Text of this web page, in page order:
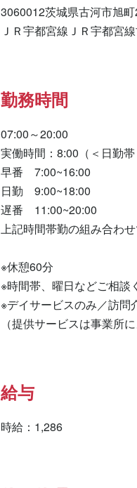
3060012茨城県古河市旭
ＪＲ宇都宮線ＪＲ宇都宮
勤務時間
07:00～20:00
実働時間：8:00（＜日勤帯
早番　7:00~16:00
日勤　9:00~18:00
遅番　11:00~20:00
上記時間帯勤の組み合わ
※休憩60分
※時間帯、曜日などご相談
※デイサービスのみ／訪問
（提供サービスは事業所
給与
時給：1,286